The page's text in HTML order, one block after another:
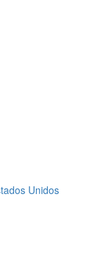
Unidos